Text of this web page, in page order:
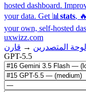
hosted dashboard.
your data. Get 📊 stats, 🔥
your own, self-hosted
uxwizz.com
لوحة المتصدرين → قارن
GPT-5.5